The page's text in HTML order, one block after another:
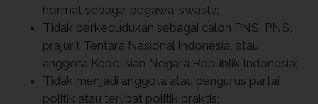
hormat sebagai pegawai swasta;
Tidak berkedudukan sebagai calon PNS, PNS,
prajurit Tentara Nasional Indonesia, atau
anggota Kepolisian Negara Republik Indonesia;
Tidak menjadi anggota atau pengurus partai
politik atau terlibat politik praktis;